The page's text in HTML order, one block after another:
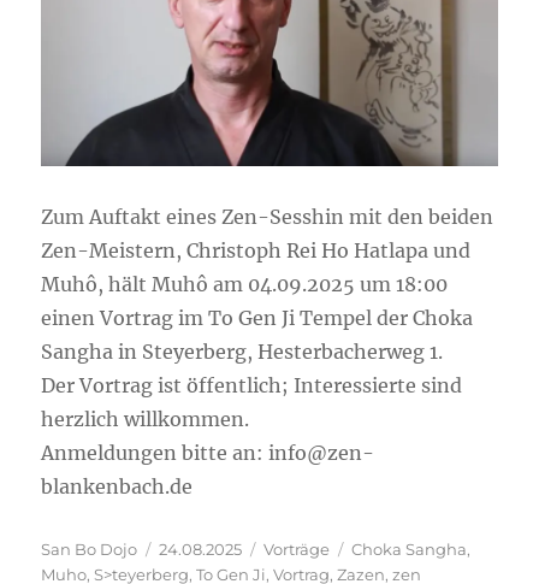
Zum Auf­takt eines Zen-Sess­hin mit den bei­den
Zen-Meis­tern, Chris­toph Rei Ho Hat­la­pa und
Muhô, hält Muhô am 04.09.2025 um 18:00
einen Vor­trag im To Gen Ji Tem­pel der Cho­ka
Sang­ha in Stey­er­berg, Hes­ter­bach­er­weg 1.
Der Vor­trag ist öffent­lich; Inter­es­sier­te sind
herz­lich willkommen.
Anmel­dun­gen bit­te an: info@zen-
blankenbach.de
Autor
San Bo Dojo
Veröffentlicht
am
24.08.2025 Kategorien
Vorträge Schlagwörter
Choka Sangha,
Muho, S>teyerberg,To Gen Ji,Vortrag,Zazen,zen